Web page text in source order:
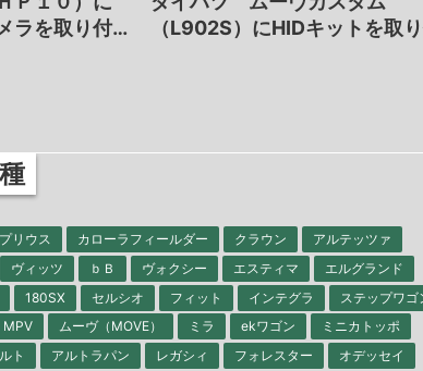
ラを取り付…
（L902S）にHIDキットを取
プリウス カローラフィールダー クラウン
アルテッツァ
ヴィッツ ｂＢ ヴォクシー エスティマ
エルグランド
180SX セルシオ フィット インテグラ
ステップワゴ
MPV ムーヴ（MOVE） ミラ ekワゴン
ミニカトッポ
ト アルトラパン レガシィ フォレスター
オデッセイ